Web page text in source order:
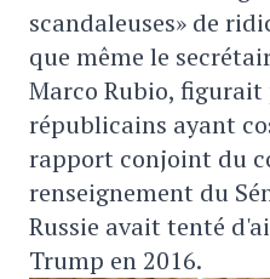
scandaleuses» de
que même le
Marco Rubio, figurait
républicains ayant
rapport conjoint du
renseignement du
Russie avait tenté
Trump en 2016.